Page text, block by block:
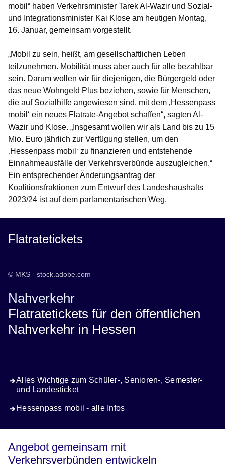
mobil“ haben Verkehrsminister Tarek Al-Wazir und Sozial-
und Integrationsminister Kai Klose am heutigen Montag,
16. Januar, gemeinsam vorgestellt.
„Mobil zu sein, heißt, am gesellschaftlichen Leben
teilzunehmen. Mobilität muss aber auch für alle bezahlbar
sein. Darum wollen wir für diejenigen, die Bürgergeld oder
das neue Wohngeld Plus beziehen, sowie für Menschen,
die auf Sozialhilfe angewiesen sind, mit dem ‚Hessenpass
mobil‘ ein neues Flatrate-Angebot schaffen“, sagten Al-
Wazir und Klose. „Insgesamt wollen wir als Land bis zu 15
Mio. Euro jährlich zur Verfügung stellen, um den
‚Hessenpass mobil‘ zu finanzieren und entstehende
Einnahmeausfälle der Verkehrsverbünde auszugleichen.“
Ein entsprechender Änderungsantrag der
Koalitionsfraktionen zum Entwurf des Landeshaushalts
2023/24 ist auf dem parlamentarischen Weg.
Flatratetickets
© MKS - stock.adobe.com
Nahverkehr
Flatratetickets für den öffentlichen
Nahverkehr in Hessen
Alles Wichtige zum Schüler-, Senioren-, Semester-
und Landesticket
Hessenpass mobil - alle Infos
Angebot gemeinsam mit
Verkehrsverbünden entwickeln